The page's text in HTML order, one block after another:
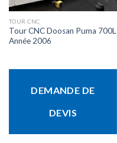
TOUR CNC
Tour CNC Doosan Puma 700L
Année 2006
DEMANDE DE
DEVIS